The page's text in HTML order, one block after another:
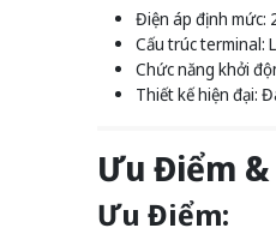
Điện áp định mức:
Cấu trúc terminal:
Chức năng khởi
Thiết kế hiện đại:
Ưu Điểm
Ưu Điểm: